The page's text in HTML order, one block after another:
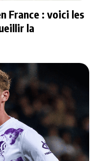
France : voici les
la